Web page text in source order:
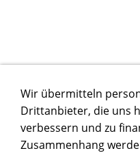
Wir übermitteln
Drittanbieter, die uns
verbessern und zu
Zusammenhang